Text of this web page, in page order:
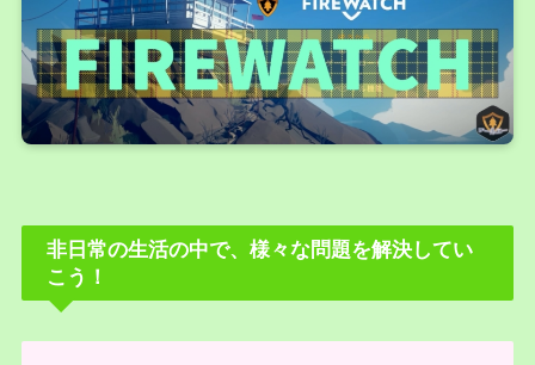
非日常の生活の中で、様々な問題を解決してい
こう！